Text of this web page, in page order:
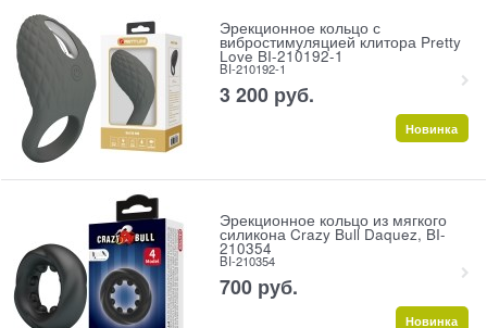
Эрекционное кольцо с
вибростимуляцией клитора Pretty
Love BI-210192-1
BI-210192-1
3 200 руб.
Новинка
Эрекционное кольцо из мягкого
силикона Crazy Bull Daquez, BI-
210354
BI-210354
700 руб.
Новинка